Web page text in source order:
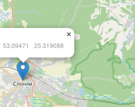
53.09471 25.319088
×